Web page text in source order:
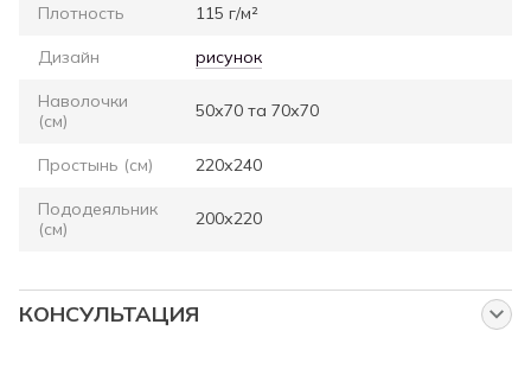
Плотность 115 г/м²
Дизайн рисунок
Наволочки
(см)
50х70 та 70х70
Простынь (см) 220х240
Пододеяльник
(см)
200х220
КОНСУЛЬТАЦИЯ